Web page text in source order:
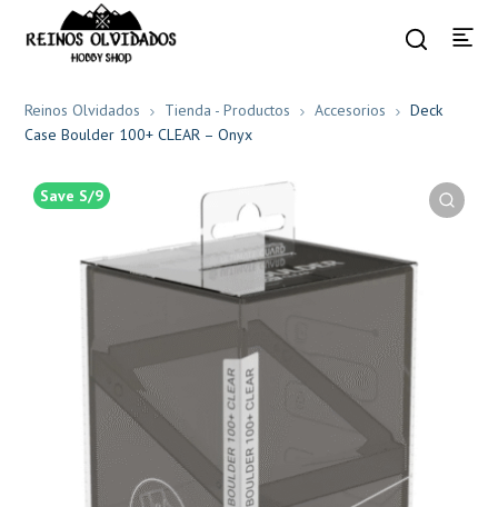
Reinos Olvidados Tienda - Productos Accesorios
Deck
Case Boulder 100+ CLEAR – Onyx
Save S/9